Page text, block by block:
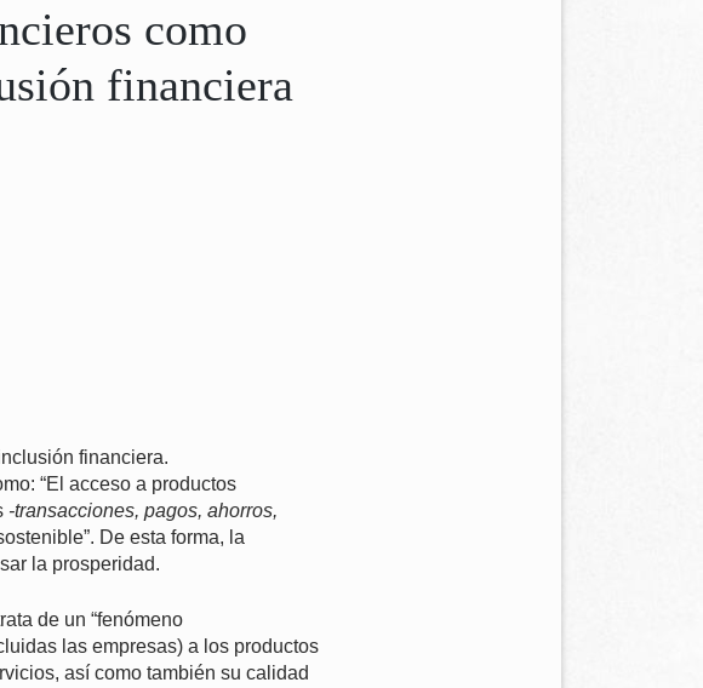
como
financiera
financiera.
“El acceso a productos
-transacciones, pagos, ahorros,
De esta forma, la
la prosperidad.
de un “fenómeno
las empresas) a los productos
así como también su calidad